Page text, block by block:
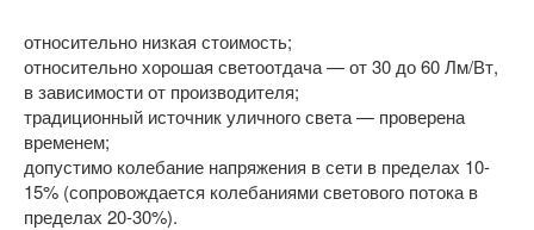
относительно низкая стоимость;
относительно хорошая светоотдача — от 30 до 60 Лм/Вт,
в зависимости от производителя;
традиционный источник уличного света — проверена
временем;
допустимо колебание напряжения в сети в пределах 10-
15% (сопровождается колебаниями светового потока в
пределах 20-30%).